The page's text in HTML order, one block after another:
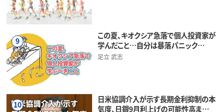
9
この夏、キオクシア急落で個人投資家が
学んだこと…自分は暴落パニック…
足立 武志
10
日米協調介入が示す長期金利抑制の本
気度、日銀9月利上げの可能性高ま…